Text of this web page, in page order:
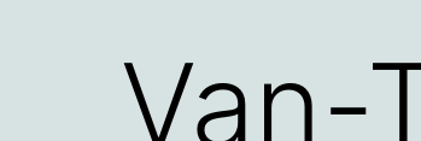
Van-